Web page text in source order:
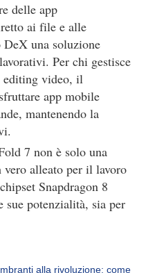
delle app
ai file e alle
una soluzione
Per chi gestisce
editing video, il
app mobile
mantenendo la
7 non è solo una
vero alleato per il lavoro
Snapdragon 8
sue potenzialità, sia per
alla rivoluzione: come